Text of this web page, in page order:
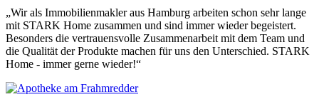
„Wir als Immobilienmakler aus Hamburg arbeiten schon sehr lange
mit STARK Home zusammen und sind immer wieder begeistert.
Besonders die vertrauensvolle Zusammenarbeit mit dem Team und
die Qualität der Produkte machen für uns den Unterschied. STARK
Home - immer gerne wieder!“